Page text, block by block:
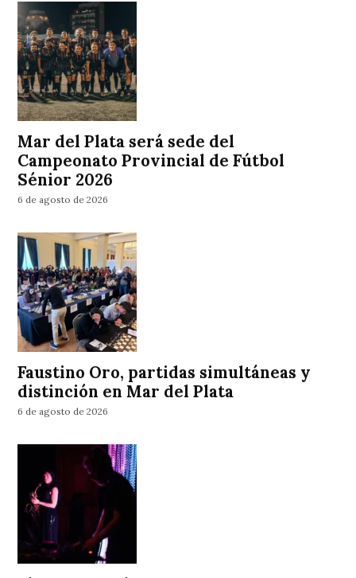
Mar del Plata será sede del
Campeonato Provincial de Fútbol
Sénior 2026
6 de agosto de 2026
Faustino Oro, partidas simultáneas y
distinción en Mar del Plata
6 de agosto de 2026